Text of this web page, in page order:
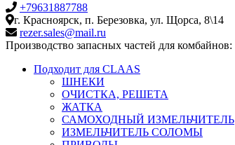
+79631887788
г. Красноярск, п. Березовка, ул. Щорса, 8\14
rezer.sales@mail.ru
Производство запасных частей для комбайнов:
Подходит для CLAAS
ШНЕКИ
ОЧИСТКА, РЕШЕТА
ЖАТКА
САМОХОДНЫЙ ИЗМЕЛЬЧИТЕЛЬ
ИЗМЕЛЬЧИТЕЛЬ СОЛОМЫ